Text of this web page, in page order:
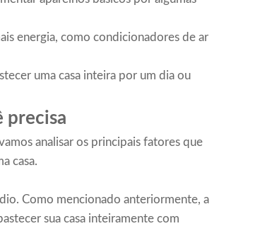
energia, como condicionadores de ar
uma casa inteira por um dia ou
precisa
analisar os principais fatores que
casa.
Como mencionado anteriormente, a
sua casa inteiramente com